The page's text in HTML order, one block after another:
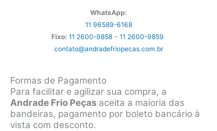
WhatsApp:
11 96589-6168
Fixo: 11 2600-9858 – 11 2600-9859
contato@andradefriopecas.com.br
Formas de Pagamento
Para facilitar e agilizar sua compra, a
Andrade Frio Peças aceita a maioria das
bandeiras, pagamento por boleto bancário à
vista com desconto.